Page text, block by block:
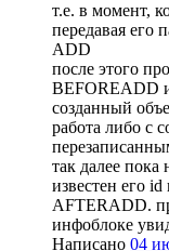
т.е. в момент,
передавая его
ADD
после этого
BEFOREADD и
созданный
работа либо с
так далее пока
известен его
AFTERADD.
инфоблоке
Написано 04